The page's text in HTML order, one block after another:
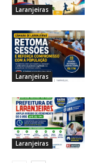
Laranjeiras
Laranjeiras
Laranjeiras